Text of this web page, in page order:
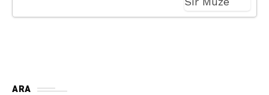
ARA